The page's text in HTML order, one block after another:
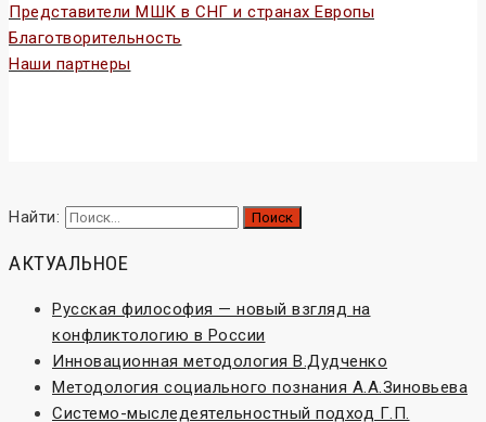
Представители МШК в СНГ и странах Европы
Благотворительность
Наши партнеры
Найти:
АКТУАЛЬНОЕ
Русская философия — новый взгляд на
конфликтологию в России
Инновационная методология В.Дудченко
Методология социального познания А.А.Зиновьева
Системо-мыследеятельностный подход Г.П.